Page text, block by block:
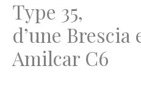
Type 35,
d’une Brescia
Amilcar C6